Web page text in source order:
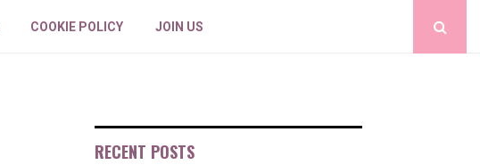
COOKIE POLICY JOIN US
RECENT POSTS